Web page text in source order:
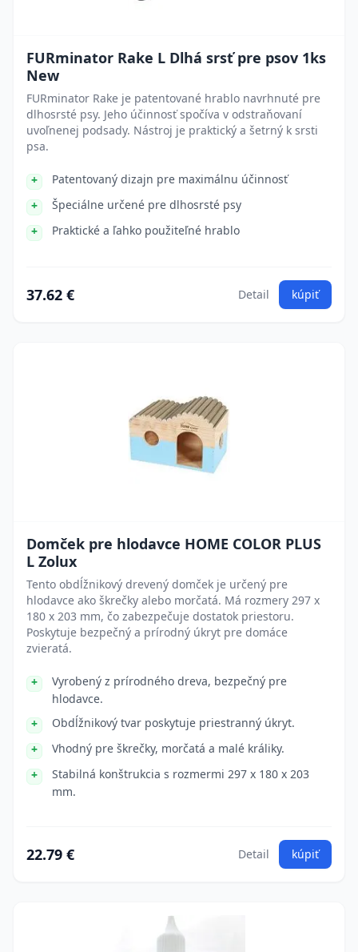
FURminator Rake L Dlhá srsť pre psov 1ks
New
FURminator Rake je patentované hrablo navrhnuté pre
dlhosrsté psy. Jeho účinnosť spočíva v odstraňovaní
uvoľnenej podsady. Nástroj je praktický a šetrný k srsti
psa.
Patentovaný dizajn pre maximálnu účinnosť
Špeciálne určené pre dlhosrsté psy
Praktické a ľahko použiteľné hrablo
37.62 € Detail kúpiť
Domček pre hlodavce HOME COLOR PLUS
L Zolux
Tento obdĺžnikový drevený domček je určený pre
hlodavce ako škrečky alebo morčatá. Má rozmery 297 x
180 x 203 mm, čo zabezpečuje dostatok priestoru.
Poskytuje bezpečný a prírodný úkryt pre domáce
zvieratá.
Vyrobený z prírodného dreva, bezpečný pre
hlodavce.
Obdĺžnikový tvar poskytuje priestranný úkryt.
Vhodný pre škrečky, morčatá a malé králiky.
Stabilná konštrukcia s rozmermi 297 x 180 x 203
mm.
22.79 € Detail kúpiť